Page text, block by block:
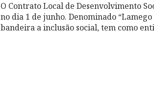
O Contrato Local de Desenvolvimento
no dia 1 de junho. Denominado
bandeira a inclusão social, tem como